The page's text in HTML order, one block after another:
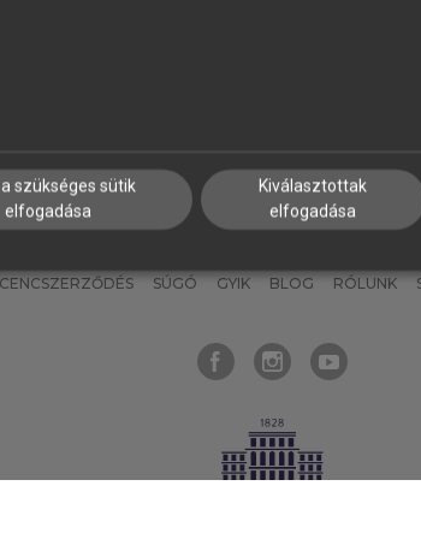
SÚGÓ GYIK BLOG RÓLUNK
szükséges sütik
elfogadása
Kiválasztottak
elfogadása